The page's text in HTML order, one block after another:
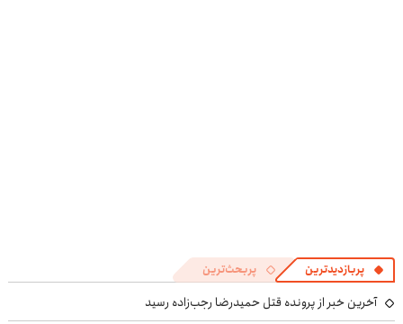
پربازدیدترین پربحث‌ترین
آخرین خبر از پرونده قتل حمیدرضا رجب‌زاده رسید